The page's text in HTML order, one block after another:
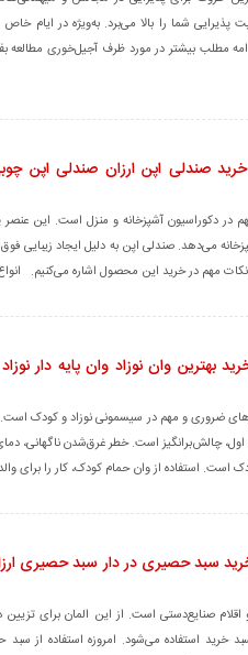
پذیرایی شما را بالا می‌برد. به‌ویژه در ایام خاص
مطلب بیشتر در مورد ظرف آجیل‌خوری مطالعه
صندلی اپن ارزان صندلی اپن
دکوراسیون آشپزخانه و منزل است. این عنصر
می‌دهد. صندلی اپن به دلیل ایجاد زیبایی
نکات مهم در خرید این محصول اشاره می‌کنیم.
بهترین وان نوزاد وان پایه دار
ضروری و مهم در سیسمونی نوزاد و کودک
چالش‌برانگیز است. خطر غرق‌شدن ناگهانی،
است. استفاده از وان حمام کودک، کار را برای
سبد حصیری در دار سبد حصیری
صنایع‌دستی است. از این المان برای تزیین
خرید استفاده می‌شود. امروزه استفاده از